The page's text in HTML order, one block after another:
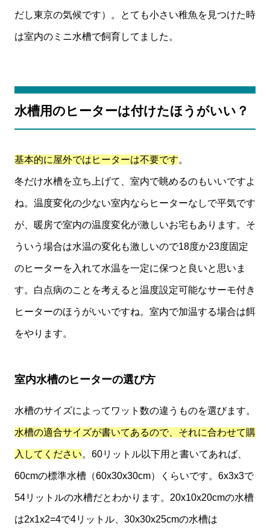
だし東京の気候です）。とても小さい稚魚を見つけた時
は室内のミニ水槽で飼育してました。
水槽用のヒーターは付けたほうがいい？
基本的に屋外ではヒーターは不要です。
冬だけ水槽を立ち上げて、室内で眺めるのもいいですよ
ね。温度変化の少ない室内ならヒーターなしで平気です
が、暖房で室内の温度変化が激しいお宅もあります。そ
ういう場合は水温の変化も激しいので18度か23度固定
のヒーターを入れて水温を一定に保つと良いと思いま
す。白点病のことを考えると温度設定可能なサーモ付き
ヒーターのほうがいいですね。室内で加温する場合は餌
をやります。
室内水槽のヒーターの選び方
水槽のサイズによってワット数の違うものを選びます。
水槽の適合サイズが書いてあるので、それに合わせて購
入してください。60リットル以下用と書いてあれば、
60cmの標準水槽（60x30x30cm）くらいです。6x3x3で
54リットルの水槽だとわかります。20x10x20cmの水槽
は2x1x2=4で4リットル、30x30x25cmの水槽は